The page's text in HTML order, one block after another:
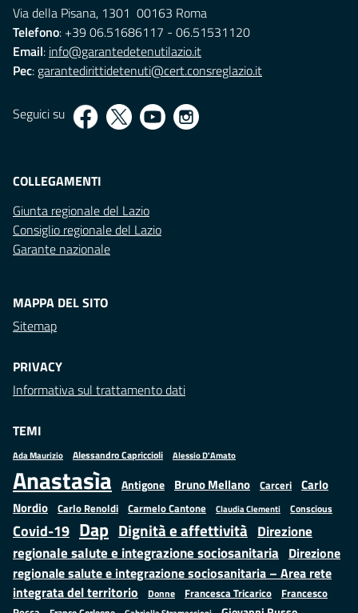
Via della Pisana, 1301 00163 Roma
Telefono: +39 06.51686117 - 06.51531120
Email: info@garantedetenutilazio.it
Pec: garantedirittidetenuti@cert.consreglazio.it
Seguici su
COLLEGAMENTI
Giunta regionale del Lazio
Consiglio regionale del Lazio
Garante nazionale
MAPPA DEL SITO
Sitemap
PRIVACY
Informativa sul trattamento dati
TEMI
Ada Maurizio Alessandro Capriccioli Alessio D'Amato
Anastasìa Antigone Bruno Mellano Carceri
Carlo
Nordio Carlo Renoldi Carmelo Cantone Claudia Clementi Conscious
Covid-19 Dap Dignità e affettività Direzione
regionale salute e integrazione sociosanitaria Direzione
regionale salute e integrazione sociosanitaria – Area rete
integrata del territorio
Donne Francesca Tricarico
Francesco